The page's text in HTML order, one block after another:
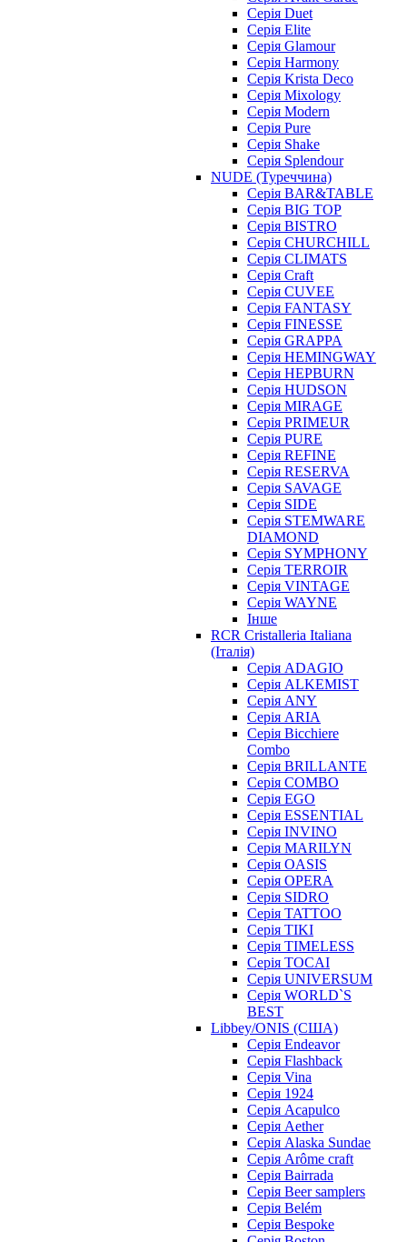
Серія Duet
Серія Elite
Серія Glamour
Серія Harmony
Серія Krista Deco
Серія Mixology
Серія Modern
Серія Pure
Серія Shake
Серія Splendour
NUDE (Туреччина)
Серія BAR&TABLE
Серія BIG TOP
Серія BISTRO
Серія CHURCHILL
Серія CLIMATS
Серія Craft
Серія CUVEE
Серія FANTASY
Серія FINESSE
Серія GRAPPA
Серія HEMINGWAY
Серія HEPBURN
Серія HUDSON
Серія MIRAGE
Серія PRIMEUR
Серія PURE
Серія REFINE
Серія RESERVA
Серія SAVAGE
Серія SIDE
Серія STEMWARE
DIAMOND
Серія SYMPHONY
Серія TERROIR
Серія VINTAGE
Серія WAYNE
Інше
RCR Cristalleria Italiana
(Італія)
Серія ADAGIO
Серія ALKEMIST
Серія ANY
Серія ARIA
Серія Bicchiere
Combo
Серія BRILLANTE
Серія COMBO
Серія EGO
Серія ESSENTIAL
Серія INVINO
Серія MARILYN
Серія OASIS
Серія OPERA
Серія SIDRO
Серія TATTOO
Серія TIKI
Серія TIMELESS
Серія TOCAI
Серія UNIVERSUM
Серія WORLD`S
BEST
Libbey/ONIS (США)
Cерія Endeavor
Cерія Flashback
Cерія Vina
Серія 1924
Серія Acapulco
Серія Aether
Серія Alaska Sundae
Серія Arôme craft
Серія Bairrada
Серія Beer samplers
Серія Belém
Серія Bespoke